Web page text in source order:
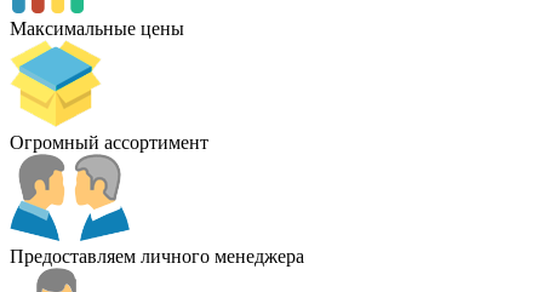
Максимальные цены
Огромный ассортимент
Предоставляем личного менеджера